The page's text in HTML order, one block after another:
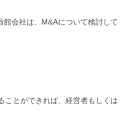
会社は、M&Aについて検討して
ことができれば、経営者もしくは